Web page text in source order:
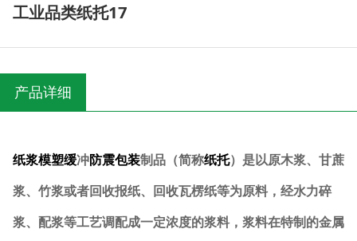
工业品类纸托17
产品详细
纸浆模塑缓冲防震包装制品（简称纸托）是以原木浆、甘蔗
浆、竹浆或者回收报纸、回收瓦楞纸等为原料，经水力碎
浆、配浆等工艺调配成一定浓度的浆料，浆料在特制的金属